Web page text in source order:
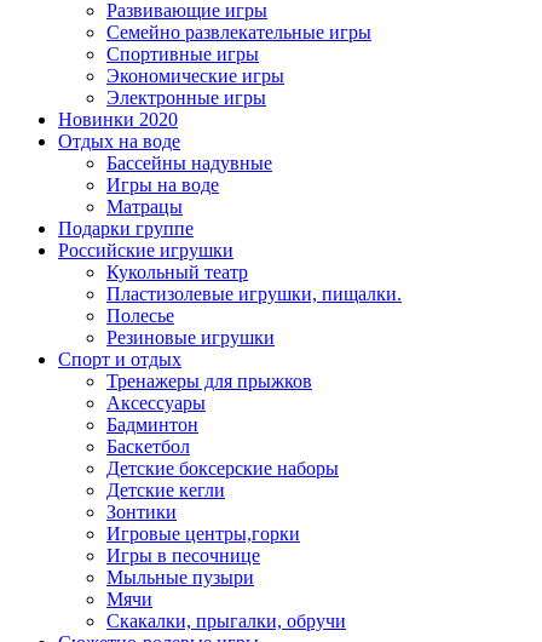
Развивающие игры
Семейно развлекательные игры
Спортивные игры
Экономические игры
Электронные игры
Новинки 2020
Отдых на воде
Бассейны надувные
Игры на воде
Матрацы
Подарки группе
Российские игрушки
Кукольный театр
Пластизолевые игрушки, пищалки.
Полесье
Резиновые игрушки
Спорт и отдых
Тренажеры для прыжков
Аксессуары
Бадминтон
Баскетбол
Детские боксерские наборы
Детские кегли
Зонтики
Игровые центры,горки
Игры в песочнице
Мыльные пузыри
Мячи
Скакалки, прыгалки, обручи